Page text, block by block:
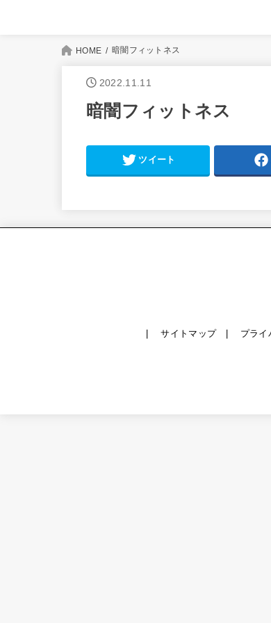
HOME 暗闇フィットネス
2022.11.11
暗闇フィットネス
ツイート
サイトマップ プライ